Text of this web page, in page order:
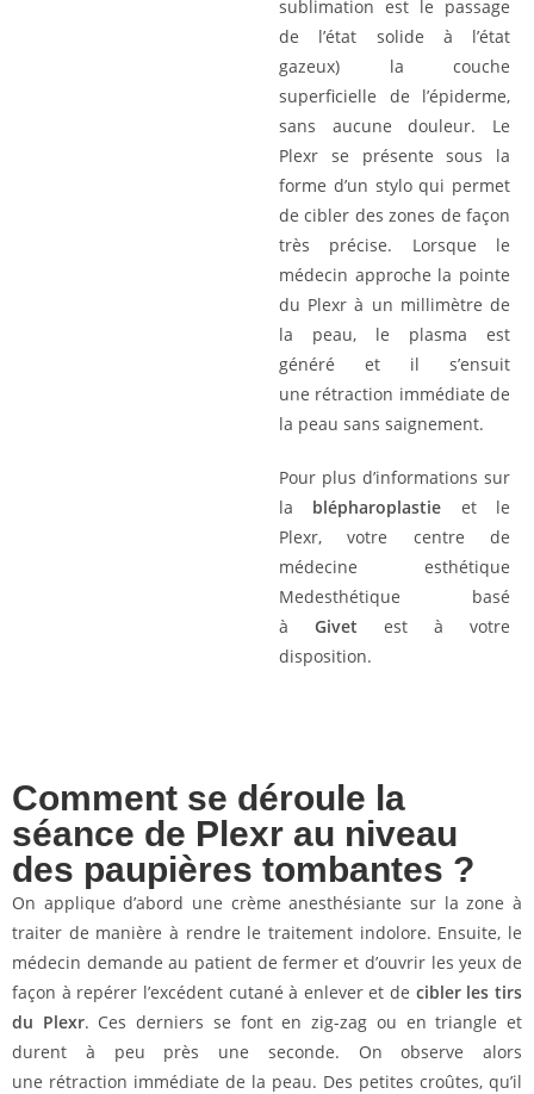
sublimation est le passage
de l’état solide à l’état
gazeux) la couche
superficielle de l’épiderme,
sans aucune douleur. Le
Plexr se présente sous la
forme d’un stylo qui permet
de cibler des zones de façon
très précise. Lorsque le
médecin approche la pointe
du Plexr à un millimètre de
la peau, le plasma est
généré et il s’ensuit
une rétraction immédiate de
la peau sans saignement.
Pour plus d’informations sur
la blépharoplastie et le
Plexr, votre centre de
médecine esthétique
Medesthétique basé
à Givet est à votre
disposition.
Comment se déroule la
séance de Plexr au niveau
des paupières tombantes ?
On applique d’abord une crème anesthésiante sur la zone à
traiter de manière à rendre le traitement indolore. Ensuite, le
médecin demande au patient de fermer et d’ouvrir les yeux de
façon à repérer l’excédent cutané à enlever et de cibler les tirs
du Plexr. Ces derniers se font en zig-zag ou en triangle et
durent à peu près une seconde. On observe alors
une rétraction immédiate de la peau. Des petites croûtes, qu’il